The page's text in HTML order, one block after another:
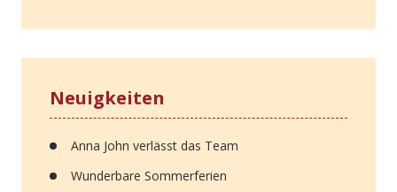
Neuigkeiten
Anna John verlässt das Team
Wunderbare Sommerferien